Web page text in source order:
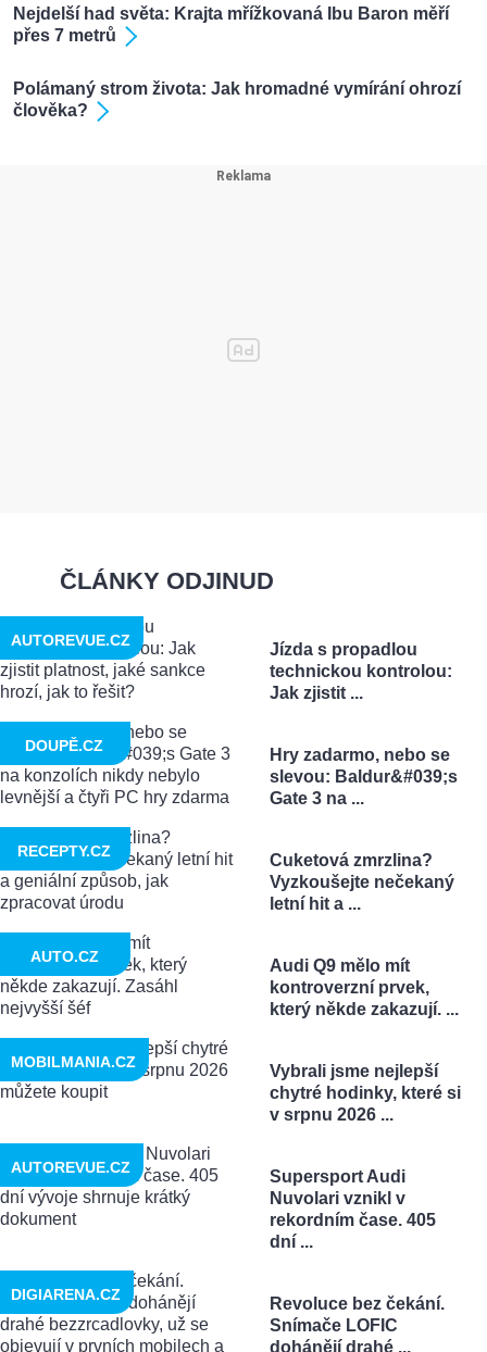
Nejdelší had světa: Krajta mřížkovaná Ibu Baron měří
přes 7 metrů
Polámaný strom života: Jak hromadné vymírání ohrozí
člověka?
ČLÁNKY ODJINUD
Jízda s propadlou
technickou kontrolou:
Jak zjistit ...
AUTOREVUE.CZ
Hry zadarmo, nebo se
slevou: Baldur&#039;s
Gate 3 na ...
DOUPĚ.CZ
Cuketová zmrzlina?
Vyzkoušejte nečekaný
letní hit a ...
RECEPTY.CZ
Audi Q9 mělo mít
kontroverzní prvek,
který někde zakazují. ...
AUTO.CZ
Vybrali jsme nejlepší
chytré hodinky, které si
v srpnu 2026 ...
MOBILMANIA.CZ
Supersport Audi
Nuvolari vznikl v
rekordním čase. 405
dní ...
AUTOREVUE.CZ
Revoluce bez čekání.
Snímače LOFIC
dohánějí drahé ...
DIGIARENA.CZ